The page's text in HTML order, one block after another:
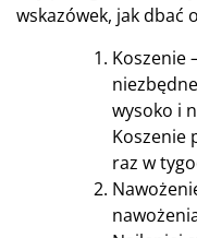
wskazówek, jak dbać
Koszenie
wysoko i
Koszenie
raz w